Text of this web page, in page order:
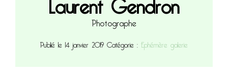
Photographe
Publié le 14 janvier 2019Catégorie :Ephémère galerie